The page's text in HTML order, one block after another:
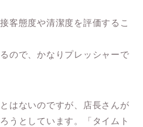
客態度や清潔度を評価するこ
ので、かなり プレッシャーで
はないのですが、店長さんが
うとしています。「タイムト